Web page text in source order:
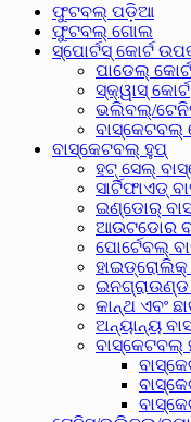
ଫୁଟବଲ୍ ପଡ଼ିଆ
ଫୁଟବଲ୍ ଗୋଲ
ସ୍ପୋର୍ଟସ୍ କୋର୍ଟ
ପାଡେଲ୍ କୋର୍ଟ
ସ୍କ୍ୱାସ୍ କୋର୍ଟ
ଭଲିବଲ୍/
ବାସ୍କେଟବଲ୍
ବାସ୍କେଟବଲ୍ ହୁପ୍
ହଟ୍ ସେଲ୍
ସାର୍ଟିଫାଏଡ୍
ଇଣ୍ଡୋର୍
ଆଉଟଡୋର
ପୋର୍ଟେବଲ୍
ହାଇଡ୍ରୋଲିକ୍
ଇନଗ୍ରାଉଣ୍ଡ
କାନ୍ଥ ଏବଂ
ଅନ୍ୟାନ୍ୟ